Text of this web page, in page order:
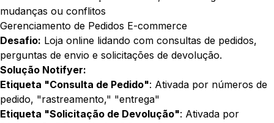
mudanças ou conflitos
Gerenciamento de Pedidos E-commerce
Desafio: Loja online lidando com consultas de pedidos,
perguntas de envio e solicitações de devolução.
Solução Notifyer:
Etiqueta "Consulta de Pedido": Ativada por números de
pedido, "rastreamento," "entrega"
Etiqueta "Solicitação de Devolução": Ativada por